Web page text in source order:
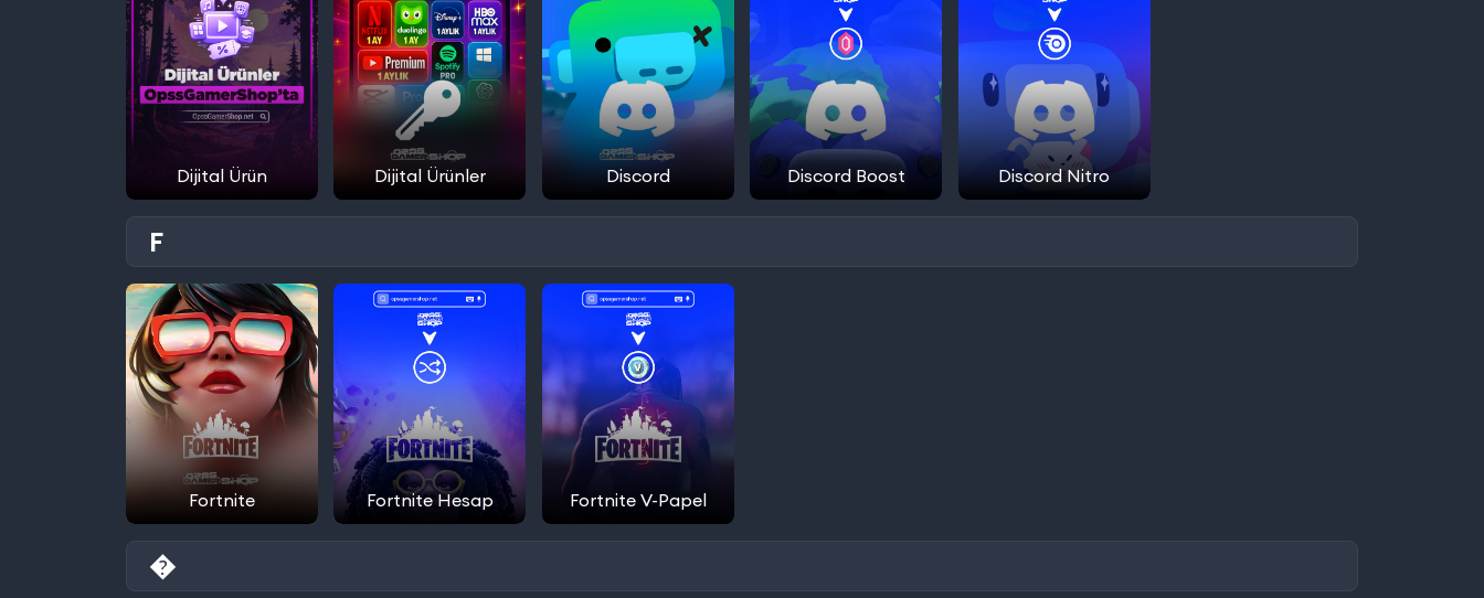
Dijital Ürün Dijital Ürünler Discord Discord Boost Discord Nitro
F
Fortnite Fortnite Hesap Fortnite V-Papel
�